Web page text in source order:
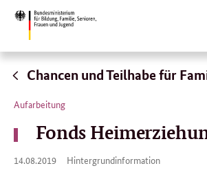
Direktlink:
Chancen und Teilhabe für
Aufarbeitung
Fonds
14.08.2019 14.Hintergrundinformation